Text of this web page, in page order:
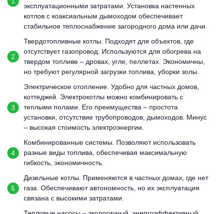
эксплуатационными затратами. Установка настенных
котлов с коаксиальным дымоходом обеспечивает
стабильное теплоснабжение загородного дома или дачи.
Твердотопливные котлы. Подходят для объектов, где
отсутствует газопровод. Используются для обогрева на
твердом топливе – дровах, угле, пеллетах. Экономичны,
но требуют регулярной загрузки топлива, уборки золы.
Электрическое отопление. Удобно для частных домов,
коттеджей. Электрокотлы можно комбинировать с
теплыми полами. Его преимущества – простота
установки, отсутствие трубопроводов, дымоходов. Минус
– высокая стоимость электроэнергии.
Комбинированные системы. Позволяют использовать
разные виды топлива, обеспечивая максимальную
гибкость, экономичность.
Дизельные котлы. Применяются в частных домах, где нет
газа. Обеспечивают автономность, но их эксплуатация
связана с высокими затратами.